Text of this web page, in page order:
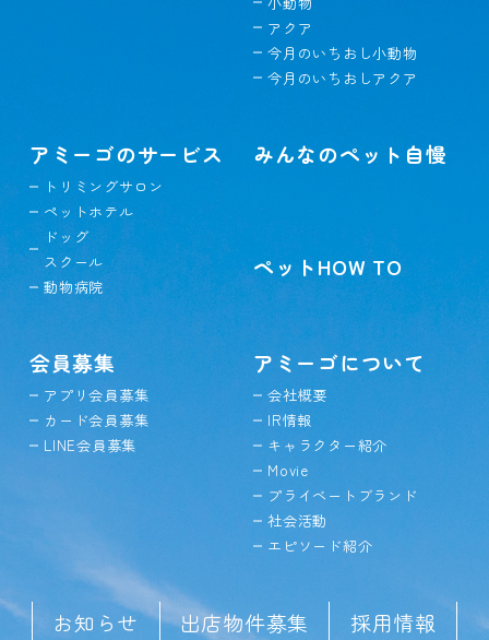
アクア
今月のいちおし小動物
今月のいちおしアクア
アミーゴのサービス
トリミングサロン
ペットホテル
ドッグ
スクール
動物病院
みんなのペット自慢
ペットHOW TO
会員募集
アプリ会員募集
カード会員募集
LINE会員募集
アミーゴについて
会社概要
IR情報
キャラクター紹介
Movie
プライベートブランド
社会活動
エピソード紹介
お知らせ 出店物件募集
採用情報